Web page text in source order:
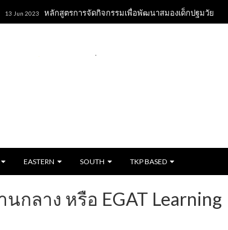
หลักสูตรการจัดกิจกรรมเพื่อพัฒนาสมองเด็กปฐมวัย 10 Feb 2023
EASTERN SOUTH TKP BASED
กลาง หรือ EGAT Learning